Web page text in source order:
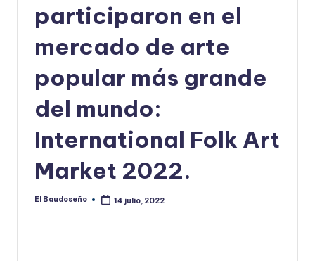
participaron en el
mercado de arte
popular más grande
del mundo:
International Folk Art
Market 2022.
Publicado
El Baudoseño 14 julio, 2022